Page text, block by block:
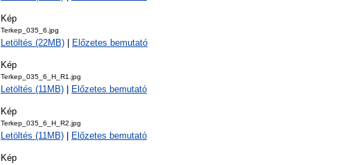
Kép
Terkep_035_6.jpg
Letöltés (22MB) Előzetes bemutató
Kép
Terkep_035_6_H_R1.jpg
Letöltés (11MB) Előzetes bemutató
Kép
Terkep_035_6_H_R2.jpg
Letöltés (11MB) Előzetes bemutató
Kép